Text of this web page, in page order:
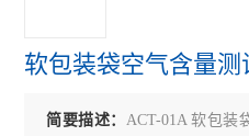
软包装袋空气含量测
简要描述： ACT-01A 软包装